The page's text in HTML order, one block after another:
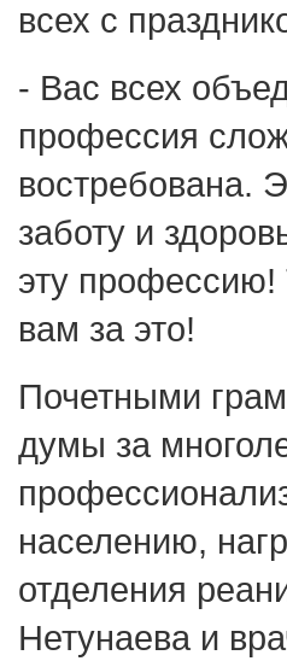
всех с
- Вас всех
профессия
востребована.
заботу и
эту профессию!
вам за это!
Почетными
думы за
населению,
отделения
Нетунаева и